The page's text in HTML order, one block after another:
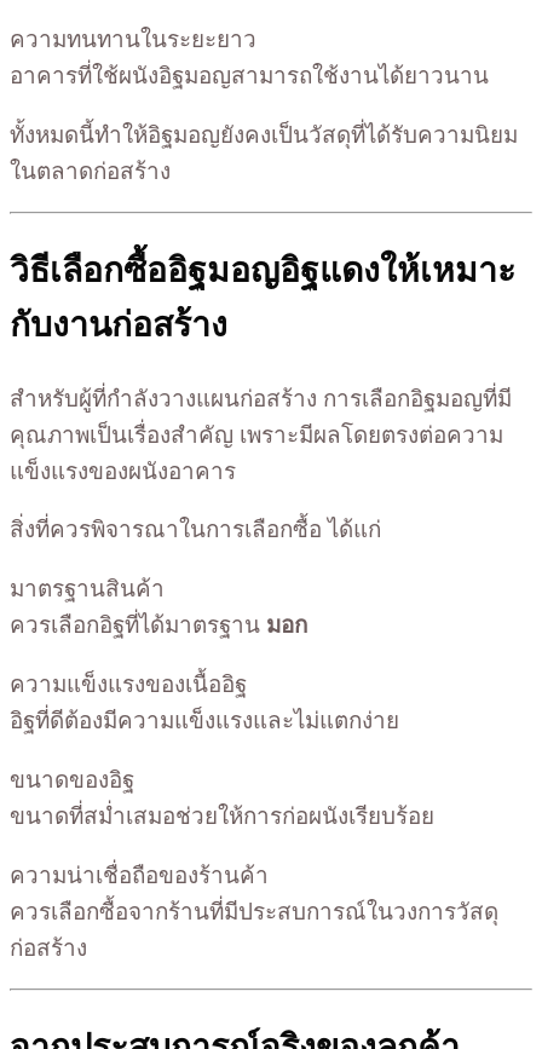
ความทนทานในระยะยาว
อาคารที่ใช้ผนังอิฐมอญสามารถใช้งานได้ยาวนาน
ทั้งหมดนี้ทำให้อิฐมอญยังคงเป็นวัสดุที่ได้รับความนิยม
ในตลาดก่อสร้าง
วิธีเลือกซื้ออิฐมอญอิฐแดงให้เหมาะ
กับงานก่อสร้าง
สำหรับผู้ที่กำลังวางแผนก่อสร้าง การเลือกอิฐมอญที่มี
คุณภาพเป็นเรื่องสำคัญ เพราะมีผลโดยตรงต่อความ
แข็งแรงของผนังอาคาร
สิ่งที่ควรพิจารณาในการเลือกซื้อ ได้แก่
มาตรฐานสินค้า
ควรเลือกอิฐที่ได้มาตรฐาน มอก
ความแข็งแรงของเนื้ออิฐ
อิฐที่ดีต้องมีความแข็งแรงและไม่แตกง่าย
ขนาดของอิฐ
ขนาดที่สม่ำเสมอช่วยให้การก่อผนังเรียบร้อย
ความน่าเชื่อถือของร้านค้า
ควรเลือกซื้อจากร้านที่มีประสบการณ์ในวงการวัสดุ
ก่อสร้าง